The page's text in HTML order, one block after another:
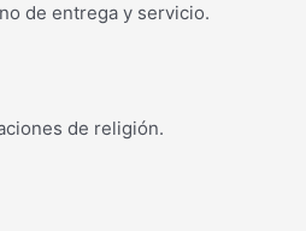
de entrega y servicio.
de religión.